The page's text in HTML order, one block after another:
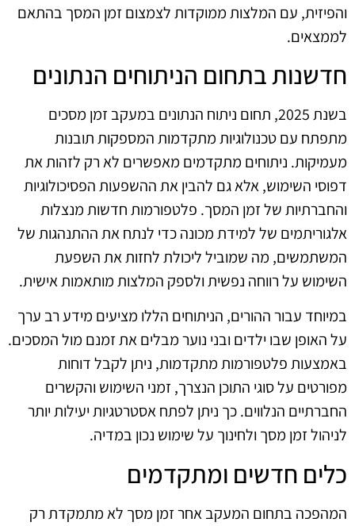
והפיזית, עם המלצות ממוקדות לצמצום זמן המסך בהתאם
לממצאים.
חדשנות בתחום הניתוחים הנתונים
בשנת 2025, תחום ניתוח הנתונים במעקב זמן מסכים
מתפתח עם טכנולוגיות מתקדמות המספקות תובנות
מעמיקות. ניתוחים מתקדמים מאפשרים לא רק לזהות את
דפוסי השימוש, אלא גם להבין את ההשפעות הפסיכולוגיות
והחברתיות של זמן המסך. פלטפורמות חדשות מנצלות
אלגוריתמים של למידת מכונה כדי לנתח את ההתנהגות של
המשתמשים, מה שמוביל ליכולת לחזות את השפעת
השימוש על רווחה נפשית ולספק המלצות מותאמות אישית.
במיוחד עבור ההורים, הניתוחים הללו מציעים מידע רב ערך
על האופן שבו ילדים ובני נוער מבלים את זמנם מול המסכים.
באמצעות פלטפורמות מתקדמות, ניתן לקבל דוחות
מפורטים על סוגי התוכן הנצרך, זמני השימוש והקשרים
החברתיים הנלווים. כך ניתן לפתח אסטרטגיות יעילות יותר
לניהול זמן מסך ולחינוך על שימוש נכון במדיה.
כלים חדשים ומתקדמים
המהפכה בתחום המעקב אחר זמן מסך לא מתמקדת רק